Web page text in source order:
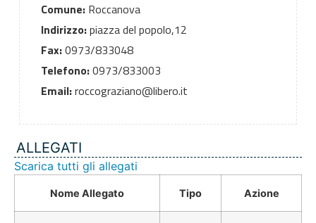
Comune:Roccanova
Indirizzo:piazza del popolo,12
Fax:0973/833048
Telefono:0973/833003
Email:roccograziano@libero.it
ALLEGATI
Scarica tutti gli allegati
Nome Allegato Tipo Azione